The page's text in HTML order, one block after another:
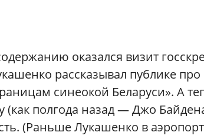
оказался визит
рассказывал публике про
синеокой Беларуси». А
полгода назад — Джо
(Раньше Лукашенко в